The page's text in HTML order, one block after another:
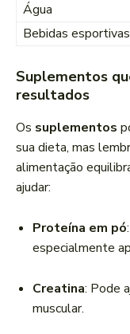
Água
Bebidas esportivas
Suplementos
resultados
Os suplementos
sua dieta, mas
alimentação
ajudar:
Proteína em pó
especialmente
Creatina: Pode
muscular.